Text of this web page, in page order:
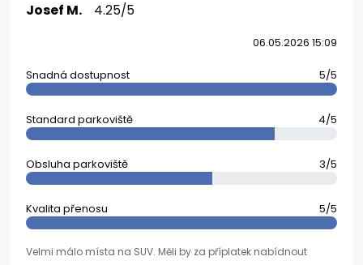
Josef M. 4.25/5
06.05.2026 15:09
Snadná dostupnost 5/5
Standard parkoviště 4/5
Obsluha parkoviště 3/5
Kvalita přenosu 5/5
Velmi málo místa na SUV. Měli by za příplatek nabídnout